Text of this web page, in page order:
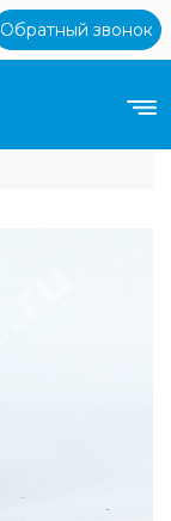
Обратный звонок